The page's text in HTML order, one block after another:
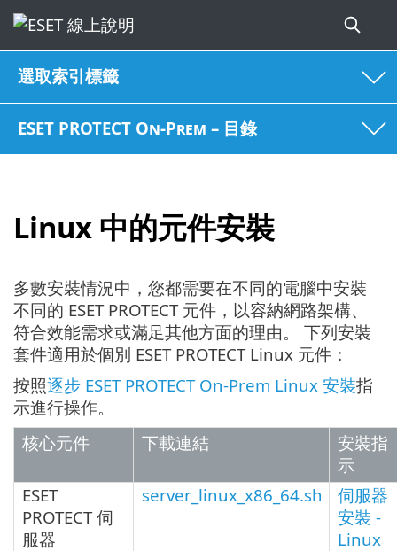
選取索引標籤
ESET PROTECT On-Prem – 目錄
Linux 中的元件安裝
多數安裝情況中，您都需要在不同的電腦中安裝
不同的 ESET PROTECT 元件，以容納網路架構、
符合效能需求或滿足其他方面的理由。 下列安裝
套件適用於個別 ESET PROTECT Linux 元件：
按照逐步 ESET PROTECT On-Prem Linux 安裝指
示進行操作。
核心元件
下載連結
安裝指
示
ESET
PROTECT 伺
服器
server_linux_x86_64.sh
伺服器
安裝 -
Linux